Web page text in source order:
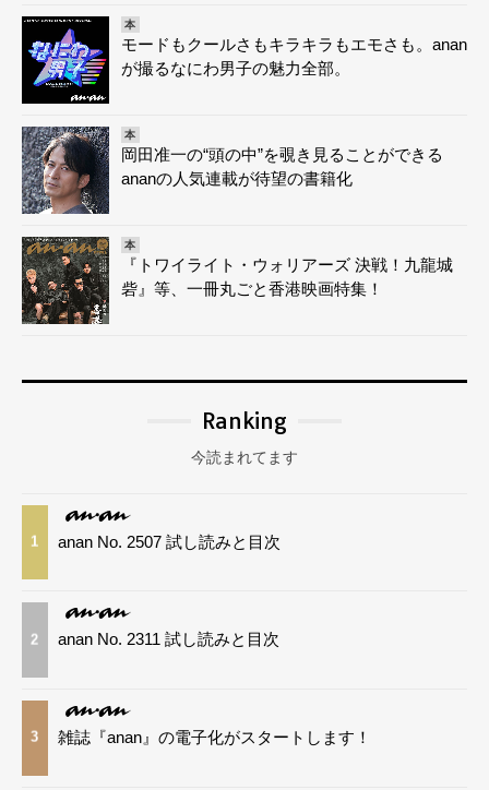
本
モードもクールさもキラキラもエモさも。anan
が撮るなにわ男子の魅力全部。
本
岡田准一の“頭の中”を覗き見ることができる
ananの人気連載が待望の書籍化
本
『トワイライト・ウォリアーズ 決戦！九龍城
砦』等、一冊丸ごと香港映画特集！
Ranking
今読まれてます
1 anan No. 2507 試し読みと目次
2 anan No. 2311 試し読みと目次
3 雑誌『anan』の電子化がスタートします！